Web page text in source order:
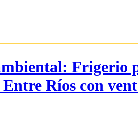
Frigerio
Entre Ríos con